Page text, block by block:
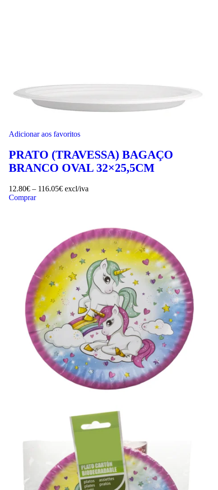
Adicionar aos favoritos
PRATO (TRAVESSA) BAGAÇO
BRANCO OVAL 32×25,5CM
12.80€ – 116.05€ excl/iva
Comprar